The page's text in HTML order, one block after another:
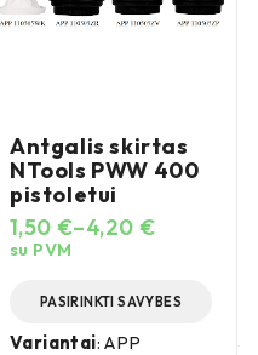
Antgalis skirtas
NTools PWW 400
pistoletui
1,50 €–4,20 €
su PVM
PASIRINKTI SAVYBES
Variantai: APP